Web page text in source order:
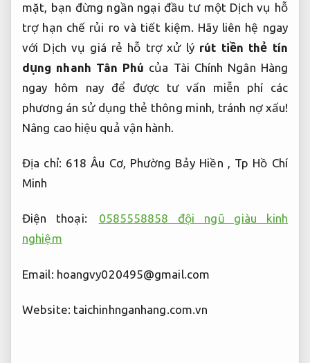
mặt, bạn đừng ngần ngại đầu tư một Dịch vụ hỗ
trợ hạn chế rủi ro và tiết kiệm. Hãy liên hệ ngay
với Dịch vụ giá rẻ hỗ trợ xử lý rút tiền thẻ tín
dụng nhanh Tân Phú của Tài Chính Ngân Hàng
ngay hôm nay để được tư vấn miễn phí các
phương án sử dụng thẻ thông minh, tránh nợ xấu!
Nâng cao hiệu quả vận hành.
Địa chỉ: 618 Âu Cơ, Phường Bảy Hiền , Tp Hồ Chí
Minh
Điện thoại:
0585558858 đội ngũ giàu kinh
nghiệm
Email: hoangvy020495@gmail.com
Website: taichinhnganhang.com.vn